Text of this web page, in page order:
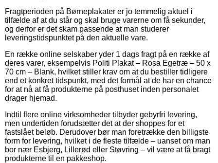
Fragtperioden på Børneplakater er jo temmelig aktuel i
tilfælde af at du står og skal bruge varerne om få sekunder,
og derfor er det skam passende at man studerer
leveringstidspunktet på den aktuelle vare.
En række online selskaber yder 1 dags fragt på en række af
deres varer, eksempelvis Politi Plakat – Rosa Egetræ – 50 x
70 cm – Blank, hvilket stiller krav om at du bestiller tidligere
end et konkret tidspunkt, med det formål at de har en chance
for at nå at få produkterne på posthuset inden personalet
drager hjemad.
Indtil flere online virksomheder tilbyder gebyrfri levering,
men undertiden forudsætter det at der shoppes for et
fastslået beløb. Derudover bør man foretrække den billigste
form for levering, hvilket i de fleste tilfælde – uanset om man
bor nær Esbjerg, Lillerød eller Støvring – vil være at få bragt
produkterne til en pakkeshop.